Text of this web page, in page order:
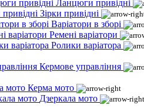
Ланцюги привідні
Зірки привідні
Варіатори в зборі
Ремені варіатори
Ролики варіатора
Кермове управління
Керма мото
Дзеркала мото